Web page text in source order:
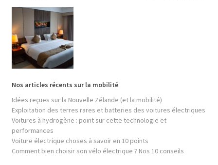
Nos articles récents sur la mobilité
Idées reçues sur la Nouvelle Zélande (et la mobilité)
Exploitation des terres rares et batteries des voitures électriques
Voitures à hydrogène : point sur cette technologie et
performances
Voiture électrique choses à savoir en 10 points
Comment bien choisir son vélo électrique ? Nos 10 conseils